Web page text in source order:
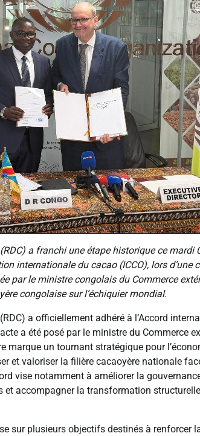
a franchi une étape historique ce mardi
internationale du cacao (ICCO), lors
par le ministre congolais du Commerce
congolaise sur l’échiquier mondial.
a officiellement adhéré à l’Accord
a été posé par le ministre du Commerce
marque un tournant stratégique pour
et valoriser la filière cacaoyère nationale
vise notamment à améliorer la
accompagner la transformation
sur plusieurs objectifs destinés à renforcer